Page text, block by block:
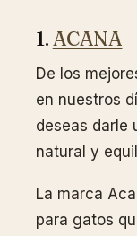
1.ACANA
De los
en nuestros
deseas darle
natural y
La marca
para gatos